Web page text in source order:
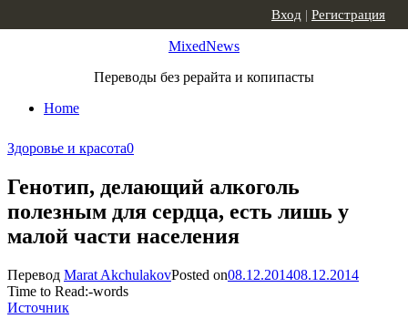
MixedNews
Переводы без рерайта и копипасты
Home
Вход | Регистрация
Здоровье и красота0
Генотип, делающий алкоголь
полезным для сердца, есть лишь у
малой части населения
Перевод Marat AkchulakovPosted on08.12.201408.12.2014
Time to Read:-words
Источник